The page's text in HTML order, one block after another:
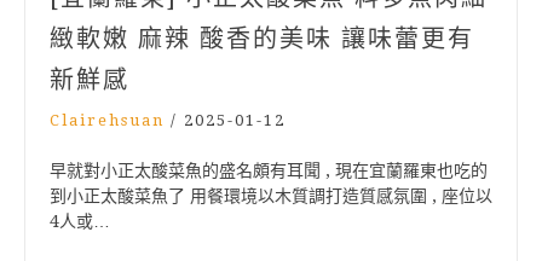
緻軟嫩 麻辣 酸香的美味 讓味蕾更有
新鮮感
Clairehsuan / 2025-01-12
早就對小正太酸菜魚的盛名頗有耳聞 , 現在宜蘭羅東也吃的
到小正太酸菜魚了 用餐環境以木質調打造質感氛圍 , 座位以
4人或…